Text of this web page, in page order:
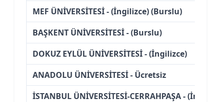
MEF ÜNİVERSİTESİ - (İngilizce) (Burslu)
BAŞKENT ÜNİVERSİTESİ - (Burslu)
DOKUZ EYLÜL ÜNİVERSİTESİ - (İngilizce)
ANADOLU ÜNİVERSİTESİ - Ücretsiz
İSTANBUL ÜNİVERSİTESİ-CERRAHPAŞA -